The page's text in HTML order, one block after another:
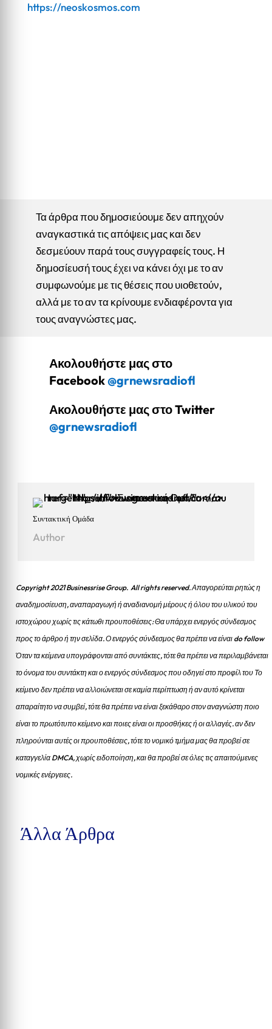
https://neoskosmos.com
Τα άρθρα που δημοσιεύουμε δεν απηχούν
αναγκαστικά τις απόψεις μας και δεν
δεσμεύουν παρά τους συγγραφείς τους. Η
δημοσίευσή τους έχει να κάνει όχι με το αν
συμφωνούμε με τις θέσεις που υιοθετούν,
αλλά με το αν τα κρίνουμε ενδιαφέροντα για
τους αναγνώστες μας.
Ακολουθήστε μας στο
Facebook@grnewsradiofl
Ακολουθήστε μας στο Twitter
@grnewsradiofl
Συντακτική Ομάδα
Author
Copyright 2021 Businessrise Group. All rights reserved. Απαγορεύται ρητώς η
αναδημοσίευση, αναπαραγωγή ή αναδιανομή μέρους ή όλου του υλικού του
ιστοχώρου χωρίς τις κάτωθι προυποθέσεις: Θα υπάρχει ενεργός σύνδεσμος
προς το άρθρο ή την σελίδα.Ο ενεργός σύνδεσμος θα πρέπει να είναι do follow
Όταν τα κείμενα υπογράφονται από συντάκτες, τότε θα πρέπει να περιλαμβάνεται
το όνομα του συντάκτη και ο ενεργός σύνδεσμος που οδηγεί στο προφίλ του Το
κείμενο δεν πρέπει να αλλοιώνεται σε καμία περίπτωση ή αν αυτό κρίνεται
απαραίτητο να συμβεί, τότε θα πρέπει να είναι ξεκάθαρο στον αναγνώστη ποιο
είναι το πρωτότυπο κείμενο και ποιες είναι οι προσθήκες ή οι αλλαγές. αν δεν
πληρούνται αυτές οι προυποθέσεις, τότε το νομικό τμήμα μας θα προβεί σε
καταγγελία DMCA, χωρίς ειδοποίηση, και θα προβεί σε όλες τις απαιτούμενες
νομικές ενέργειες.
Άλλα Άρθρα